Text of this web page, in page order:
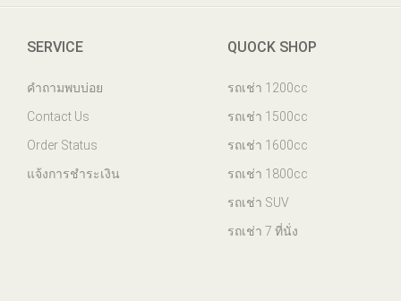
SERVICE
คำถามพบบ่อย
Contact Us
Order Status
แจ้งการชำระเงิน
QUOCK SHOP
รถเช่า 1200cc
รถเช่า 1500cc
รถเช่า 1600cc
รถเช่า 1800cc
รถเช่า SUV
รถเช่า 7 ที่นั่ง